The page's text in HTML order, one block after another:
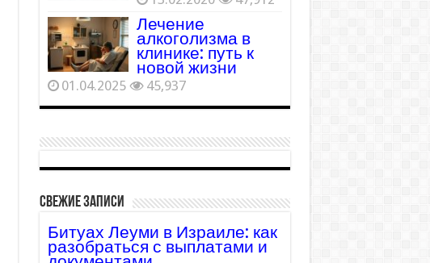
Лечение
алкоголизма в
клинике: путь к
новой жизни
01.04.2025 45,937
Свежие записи
Битуах Леуми в Израиле: как
разобраться с выплатами и